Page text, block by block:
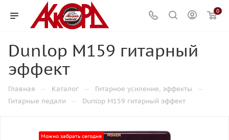
0
Dunlop M159 гитарный
эффект
Главная — Каталог — Гитарное усиление, эффекты —
Гитарные педали — Dunlop M159 гитарный эффект
Можно забрать сегодня